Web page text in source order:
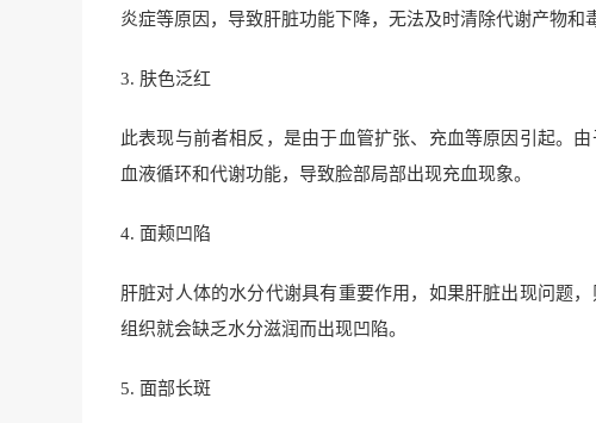
炎症等原因，导致肝脏功能下降，无法及时清除代谢产物和
3. 肤色泛红
此表现与前者相反，是由于血管扩张、充血等原因引起。
血液循环和代谢功能，导致脸部局部出现充血现象。
4. 面颊凹陷
肝脏对人体的水分代谢具有重要作用，如果肝脏出现问题
组织就会缺乏水分滋润而出现凹陷。
5. 面部长斑